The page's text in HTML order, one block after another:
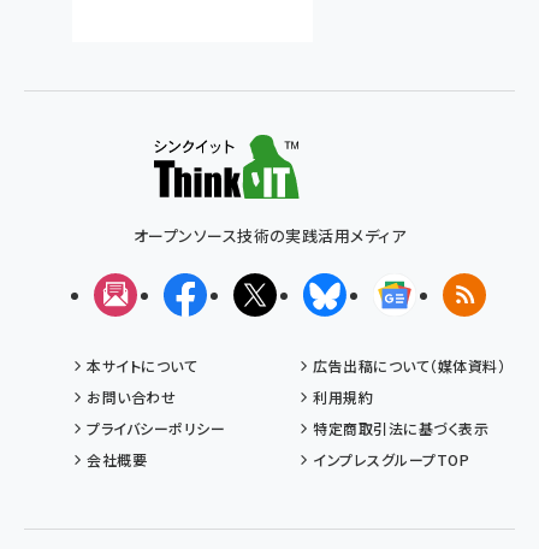
オープンソース技術の実践活用メディア
メルマガFacebookX(エックス)BlueskyGoogleニュ
RSS
本サイトについて
広告出稿について（媒体資料）
お問い合わせ
利用規約
プライバシーポリシー
特定商取引法に基づく表示
会社概要
インプレスグループTOP